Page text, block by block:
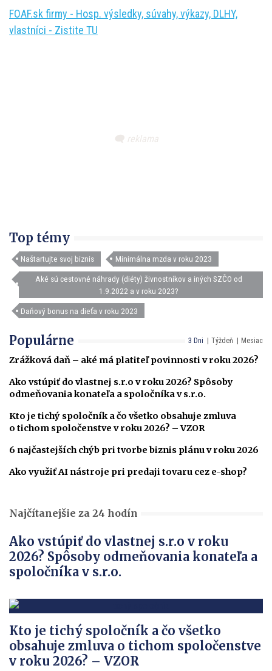
FOAF.sk firmy - Hosp. výsledky, súvahy, výkazy, DLHY,
vlastníci - Zistite TU
Top témy
Naštartujte svoj biznis Minimálna mzda v roku 2023
Aké sú cestovné náhrady (diéty) živnostníkov a iných SZČO od
1.9.2022 a v roku 2023?
Daňový bonus na dieťa v roku 2023
3 Dni Týždeň Mesiac
Populárne
Zrážková daň – aké má platiteľ povinnosti v roku 2026?
Ako vstúpiť do vlastnej s.r.o v roku 2026? Spôsoby
odmeňovania konateľa a spoločníka v s.r.o.
Kto je tichý spoločník a čo všetko obsahuje zmluva
o tichom spoločenstve v roku 2026? – VZOR
6 najčastejších chýb pri tvorbe biznis plánu v roku 2026
Ako využiť AI nástroje pri predaji tovaru cez e-shop?
Najčítanejšie za 24 hodín
Ako vstúpiť do vlastnej s.r.o v roku
2026? Spôsoby odmeňovania konateľa a
spoločníka v s.r.o.
Kto je tichý spoločník a čo všetko
obsahuje zmluva o tichom spoločenstve
v roku 2026? – VZOR